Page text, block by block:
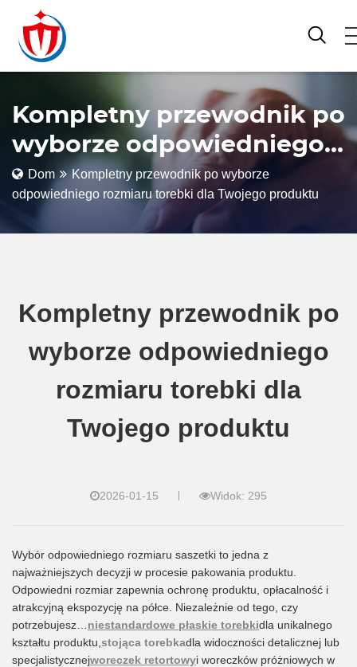
Kompletny przewodnik po
wyborze odpowiedniego
rozmiaru torebki dla
Twojego produktu
Dom
Kompletny przewodnik po wyborze
odpowiedniego rozmiaru torebki dla Twojego produktu
Kompletny przewodnik po
wyborze odpowiedniego
rozmiaru torebki dla
Twojego produktu
2026-01-15 Widok: 295
Wybór odpowiedniego rozmiaru saszetki to jedna z
najważniejszych decyzji w procesie pakowania produktu.
Odpowiedni rozmiar zapewnia ochronę produktu, opłacalność i
atrakcyjną ekspozycję na półce. Niezależnie od tego, czy
potrzebujesz… niestandardowe płaskie torebkidla unikalnego
kształtu produktu, stojąca torebkadla widoczności detalicznej lub
specjalistycznejworeczek retortowyi woreczków próżniowych w